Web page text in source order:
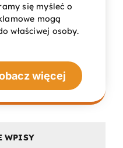
się myśleć o
mogą
właściwej osoby.
więcej
WPISY